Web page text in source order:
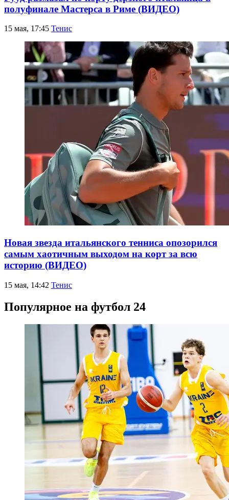
полуфинале Мастерса в Риме (ВИДЕО)
15 мая, 17:45 Тенис
Новая звезда итальянского тенниса опозорился
самым хаотичным выходом на корт за всю
историю (ВИДЕО)
15 мая, 14:42 Тенис
Популярное на футбол 24